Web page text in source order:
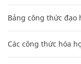
Bảng công thức đạo
Các công thức hóa